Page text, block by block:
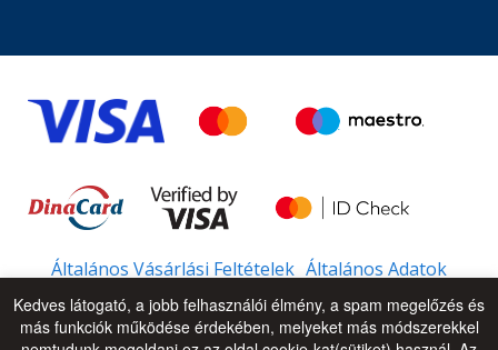
Általános Vásárlási Feltételek Általános Adatok
Kedves látogató, a jobb felhasználói élmény, a spam megelőzés és
más funkciók működése érdekében, melyeket más módszerekkel